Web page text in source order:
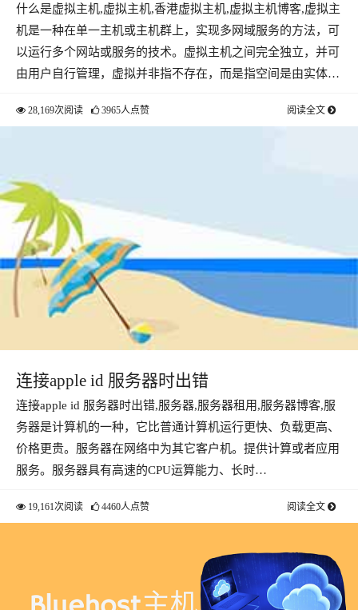
什么是虚拟主机,虚拟主机,香港虚拟主机,虚拟主机博客,虚拟主
机是一种在单一主机或主机群上，实现多网域服务的方法，可
以运行多个网站或服务的技术。虚拟主机之间完全独立，并可
由用户自行管理，虚拟并非指不存在，而是指空间是由实体…
28,169次阅读 3965人点赞 阅读全文
连接apple id 服务器时出错
连接apple id 服务器时出错,服务器,服务器租用,服务器博客,服
务器是计算机的一种，它比普通计算机运行更快、负载更高、
价格更贵。服务器在网络中为其它客户机。提供计算或者应用
服务。服务器具有高速的CPU运算能力、长时…
19,161次阅读 4460人点赞 阅读全文